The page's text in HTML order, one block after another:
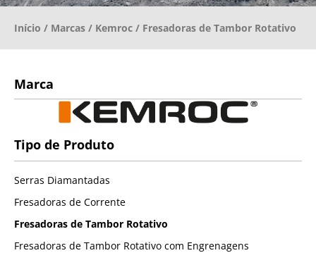
Início / Marcas / Kemroc / Fresadoras de Tambor Rotativo
Marca
Tipo de Produto
Serras Diamantadas
Fresadoras de Corrente
Fresadoras de Tambor Rotativo
Fresadoras de Tambor Rotativo com Engrenagens